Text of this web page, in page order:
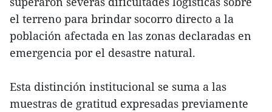
el terreno para brindar socorro directo a la
población afectada en las zonas declaradas en
emergencia por el desastre natural.
Esta distinción institucional se suma a las
muestras de gratitud expresadas previamente